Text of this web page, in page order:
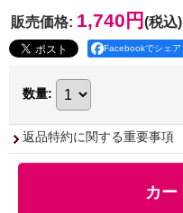
販売価格: 1,740円 (税込)
Facebookでシェア
数量:
返品特約に関する重要事項